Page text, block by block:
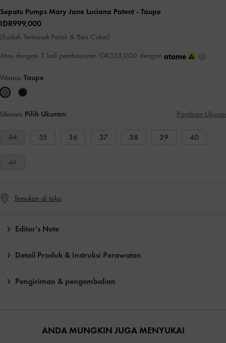
Sepatu Pumps Mary Jane Luciana Patent - Taupe
IDR999,000
(Sudah Termasuk Pajak & Bea Cukai)
Atau dengan 3 kali pembayaran IDR333,000 dengan
Warna: Taupe
Ukuran: Pilih Ukuran: Panduan Ukuran
34 35 36 37 38 39 40
41
Temukan di toko
Editor’s Note
Detail Produk & Instruksi Perawatan
Pengiriman & pengembalian
ANDA MUNGKIN JUGA MENYUKAI